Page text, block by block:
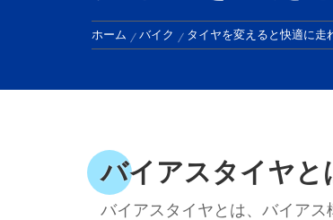
ホーム バイク タイヤを変えると快適に走
バイアスタイヤと
バイアスタイヤとは、バイアス